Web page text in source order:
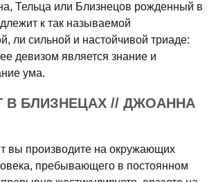
Тельца или Близнецов рожденный в
к так называемой
ли сильной и настойчивой триаде:
девизом является знание и
ума.
В БЛИЗНЕЦАХ // ДЖОАННА
вы производите на окружающих
пребывающего в постоянном